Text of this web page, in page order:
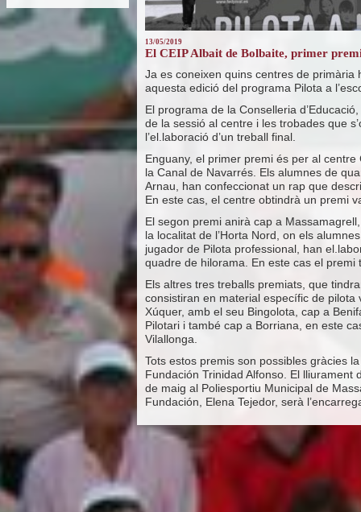
13/05/2019
El CEIP Albait de Bolbaite, primer
Ja es coneixen quins centres de
aquesta edició del programa Pilota a
El programa de la Conselleria
de la sessió al centre i les trobades que
l’el.laboració d’un treball final.
Enguany, el primer premi és per al
la Canal de Navarrés. Els alumnes de
Arnau, han confeccionat un rap que
En este cas, el centre obtindrà un premi
El segon premi anirà cap a
la localitat de l’Horta Nord, on els
jugador de Pilota professional, han
quadre de hilorama. En este cas el
Els altres tres treballs premiats, que
consistiran en material específic de
Xúquer, amb el seu Bingolota, cap a
Pilotari i també cap a Borriana, en este
Vilallonga.
Tots estos premis son possibles gràcies
Fundación Trinidad Alfonso. El
de maig al Poliesportiu Municipal de
Fundación, Elena Tejedor, serà